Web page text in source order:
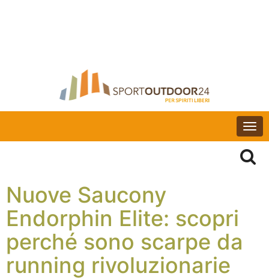
Nuove Saucony
Endorphin Elite: scopri
perché sono scarpe da
running rivoluzionarie